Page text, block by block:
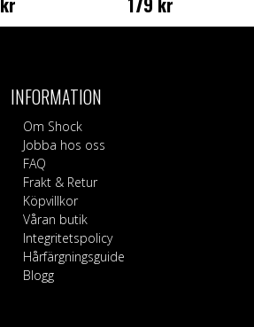
INFORMATION
Om Shock
Jobba hos oss
FAQ
Frakt & Retur
Köpvillkor
Våran butik
Integritetspolicy
Hårfärgningsguide
Blogg